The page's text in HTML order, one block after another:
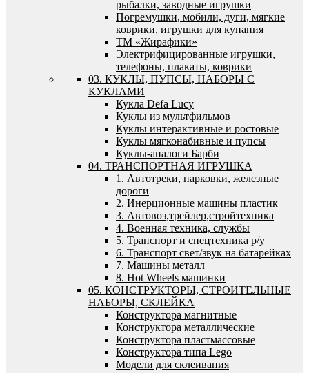
рыбалки, заводные игрушки
Погремушки, мобили, дуги, мягкие
коврики, игрушки для купания
ТМ «Жирафики»
Электрифицированные игрушки,
телефоны, плакаты, коврики
03. КУКЛЫ, ПУПСЫ, НАБОРЫ С
КУКЛАМИ
Кукла Defa Lucy
Куклы из мультфильмов
Куклы интерактивные и ростовые
Куклы мягконабивные и пупсы
Куклы-аналоги Барби
04. ТРАНСПОРТНАЯ ИГРУШКА
1. Автотреки, парковки, железные
дороги
2. Инерционные машины пластик
3. Автовоз,трейлер,стройтехника
4. Военная техника, службы
5. Транспорт и спецтехника р/у
6. Транспорт свет/звук на батарейках
7. Машины металл
8. Hot Wheels машинки
05. КОНСТРУКТОРЫ, СТРОИТЕЛЬНЫЕ
НАБОРЫ, СКЛЕЙКА
Конструктора магнитные
Конструктора металлические
Конструктора пластмассовые
Конструктора типа Lego
Модели для склеивания